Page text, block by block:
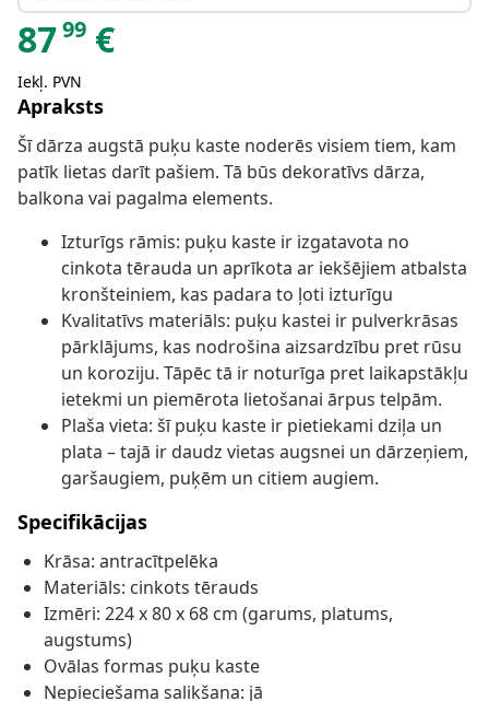
8799 €
Iekļ. PVN
Apraksts
Šī dārza augstā puķu kaste noderēs visiem tiem, kam
patīk lietas darīt pašiem. Tā būs dekoratīvs dārza,
balkona vai pagalma elements.
Izturīgs rāmis: puķu kaste ir izgatavota no
cinkota tērauda un aprīkota ar iekšējiem atbalsta
kronšteiniem, kas padara to ļoti izturīgu
Kvalitatīvs materiāls: puķu kastei ir pulverkrāsas
pārklājums, kas nodrošina aizsardzību pret rūsu
un koroziju. Tāpēc tā ir noturīga pret laikapstākļu
ietekmi un piemērota lietošanai ārpus telpām.
Plaša vieta: šī puķu kaste ir pietiekami dziļa un
plata – tajā ir daudz vietas augsnei un dārzeņiem,
garšaugiem, puķēm un citiem augiem.
Specifikācijas
Krāsa: antracītpelēka
Materiāls: cinkots tērauds
Izmēri: 224 x 80 x 68 cm (garums, platums,
augstums)
Ovālas formas puķu kaste
Nepieciešama salikšana: jā